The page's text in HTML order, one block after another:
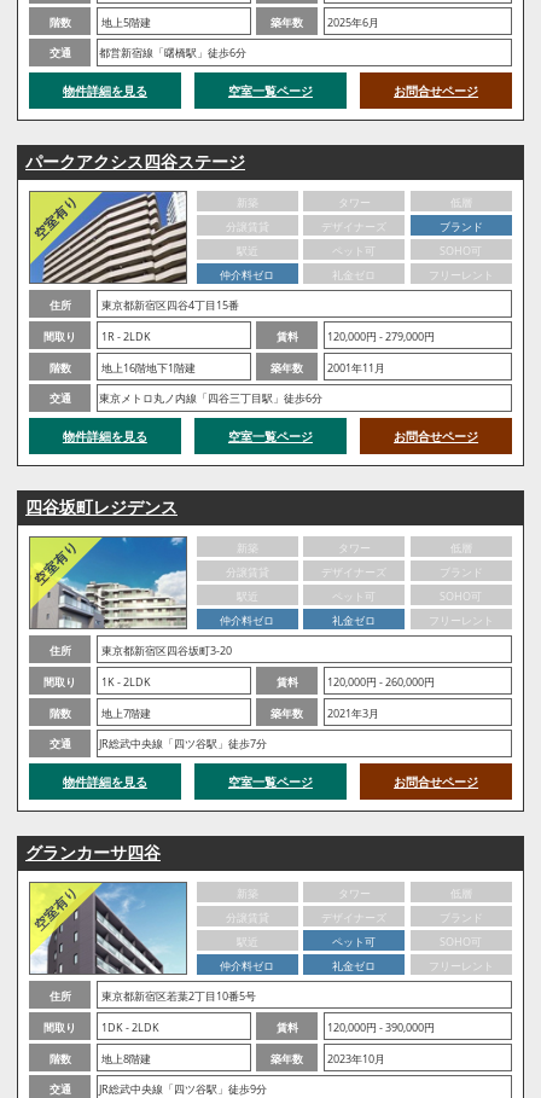
階数
地上5階建 築年数
2025年6月
交通
都営新宿線「曙橋駅」徒歩6分
物件詳細を見る 空室一覧ページ お問合せページ
パークアクシス四谷ステージ
新築 タワー
低層
分譲賃貸
デザイナーズ
ブランド
駅近
ペット可
SOHO可
仲介料ゼロ
礼金ゼロ
フリーレント
住所
東京都新宿区四谷4丁目15番
間取り
1R - 2LDK 賃料
120,000円 - 279,000円
階数
地上16階地下1階建 築年数
2001年11月
交通
東京メトロ丸ノ内線「四谷三丁目駅」徒歩6分
物件詳細を見る 空室一覧ページ お問合せページ
四谷坂町レジデンス
新築 タワー
低層
分譲賃貸
デザイナーズ
ブランド
駅近
ペット可
SOHO可
仲介料ゼロ
礼金ゼロ
フリーレント
住所
東京都新宿区四谷坂町3-20
間取り
1K - 2LDK 賃料
120,000円 - 260,000円
階数
地上7階建 築年数
2021年3月
交通
JR総武中央線「四ツ谷駅」徒歩7分
物件詳細を見る 空室一覧ページ お問合せページ
グランカーサ四谷
新築 タワー
低層
分譲賃貸
デザイナーズ
ブランド
駅近
ペット可
SOHO可
仲介料ゼロ
礼金ゼロ
フリーレント
住所
東京都新宿区若葉2丁目10番5号
間取り
1DK - 2LDK 賃料
120,000円 - 390,000円
階数
地上8階建 築年数
2023年10月
交通
JR総武中央線「四ツ谷駅」徒歩9分